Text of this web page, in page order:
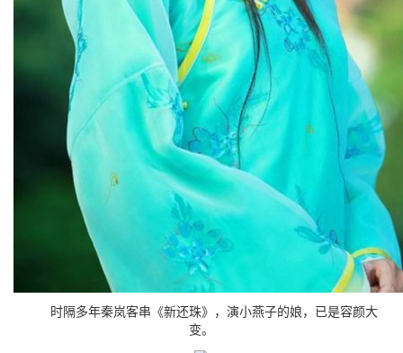
时隔多年秦岚客串《新还珠》，演小燕子的娘，已是容颜大
变。